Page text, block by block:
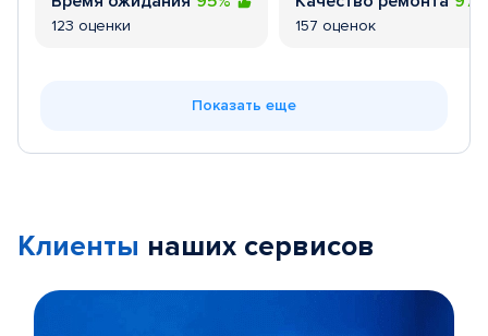
123 оценки 157 оценок
Показать еще
Клиенты наших сервисов